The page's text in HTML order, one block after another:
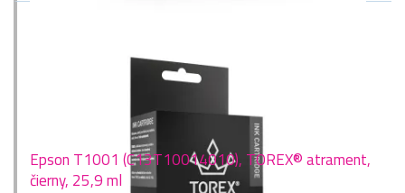
Epson T1001 (C13T10014010), TOREX® atrament,
čierny, 25,9 ml